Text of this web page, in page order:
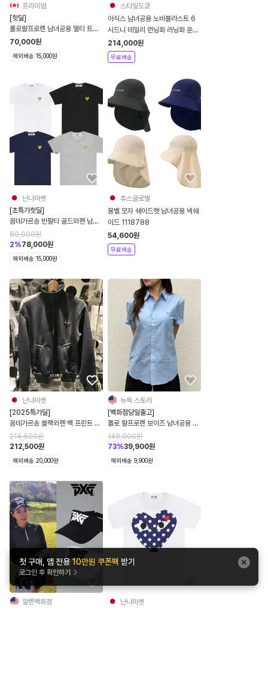
첫 구매, 앱 전용 10만원 쿠폰팩 받기
로그인 후 확인하기
프리미엄
[핫딜]
폴로랄프로렌 남녀공용 멀티 트레
이닝 블럭 집업 자켓
70,000원
해외배송 15,000원
스타일도쿄
아식스 남녀공용 노바블라스트 6
시드니 데일리 런닝화 러닝화 운동
화 1013A212-100
214,000원
무료배송
난나마켓
[초특가핫딜]
꼼데가르송 반팔티 골드와펜 남녀
공용 4컬러
80,000원
2%78,000원
해외배송 15,000원
츄스글로벌
몽벨 모자 쉐이드햇 남녀공용 넥쉐
이드 1118788
54,600원
무료배송
난나마켓
[2025특가딜]
꼼데가르송 블랙와펜 백 프린트 져
지 트랙탑 남녀공용 AX-T256
[꼼데 인기상품 모음]
214,500원
212,500원
해외배송 20,000원
뉴욕 스토리
[백화점당일출고]
폴로 랄프로렌 보이즈 남녀공용 멀
티 포니 코튼 옥스포드 반팔 셔츠
149,000원
73%39,900원
해외배송 9,900원
알렌백화점
난나마켓